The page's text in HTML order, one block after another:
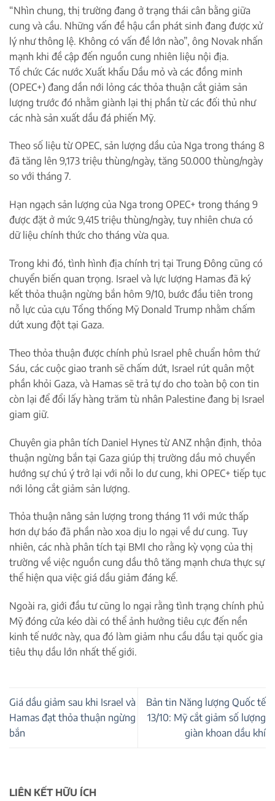
“Nhìn chung, thị trường đang ở trạng thái cân bằng giữa
cung và cầu. Những vấn đề hậu cần phát sinh đang được xử
lý như thông lệ. Không có vấn đề lớn nào”, ông Novak nhấn
mạnh khi đề cập đến nguồn cung nhiên liệu nội địa.
Tổ chức Các nước Xuất khẩu Dầu mỏ và các đồng minh
(OPEC+) đang dần nới lỏng các thỏa thuận cắt giảm sản
lượng trước đó nhằm giành lại thị phần từ các đối thủ như
các nhà sản xuất dầu đá phiến Mỹ.
Theo số liệu từ OPEC, sản lượng dầu của Nga trong tháng 8
đã tăng lên 9,173 triệu thùng/ngày, tăng 50.000 thùng/ngày
so với tháng 7.
Hạn ngạch sản lượng của Nga trong OPEC+ trong tháng 9
được đặt ở mức 9,415 triệu thùng/ngày, tuy nhiên chưa có
dữ liệu chính thức cho tháng vừa qua.
Trong khi đó, tình hình địa chính trị tại Trung Đông cũng có
chuyển biến quan trọng. Israel và lực lượng Hamas đã ký
kết thỏa thuận ngừng bắn hôm 9/10, bước đầu tiên trong
nỗ lực của cựu Tổng thống Mỹ Donald Trump nhằm chấm
dứt xung đột tại Gaza.
Theo thỏa thuận được chính phủ Israel phê chuẩn hôm thứ
Sáu, các cuộc giao tranh sẽ chấm dứt, Israel rút quân một
phần khỏi Gaza, và Hamas sẽ trả tự do cho toàn bộ con tin
còn lại để đổi lấy hàng trăm tù nhân Palestine đang bị Israel
giam giữ.
Chuyên gia phân tích Daniel Hynes từ ANZ nhận định, thỏa
thuận ngừng bắn tại Gaza giúp thị trường dầu mỏ chuyển
hướng sự chú ý trở lại với nỗi lo dư cung, khi OPEC+ tiếp tục
nới lỏng cắt giảm sản lượng.
Thỏa thuận nâng sản lượng trong tháng 11 với mức thấp
hơn dự báo đã phần nào xoa dịu lo ngại về dư cung. Tuy
nhiên, các nhà phân tích tại BMI cho rằng kỳ vọng của thị
trường về việc nguồn cung dầu thô tăng mạnh chưa thực sự
thể hiện qua việc giá dầu giảm đáng kể.
Ngoài ra, giới đầu tư cũng lo ngại rằng tình trạng chính phủ
Mỹ đóng cửa kéo dài có thể ảnh hưởng tiêu cực đến nền
kinh tế nước này, qua đó làm giảm nhu cầu dầu tại quốc gia
tiêu thụ dầu lớn nhất thế giới.
Giá dầu giảm sau khi Israel và
Hamas đạt thỏa thuận ngừng
bắn
Bản tin Năng lượng Quốc tế
13/10: Mỹ cắt giảm số lượng
giàn khoan dầu khí
LIÊN KẾT HỮU ÍCH